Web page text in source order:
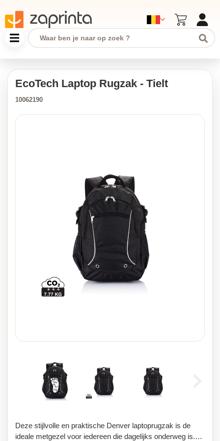
EcoTech Laptop Rugzak - Tielt
10062190
Deze stijlvolle en praktische Denver laptoprugzak is de
ideale metgezel voor iedereen die dagelijks onderweg is.